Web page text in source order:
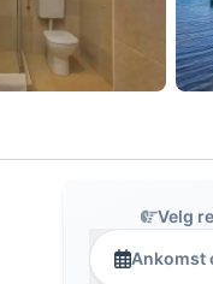
Velg
Ankomst